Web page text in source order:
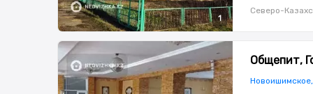
1
Северо-
Общепит,